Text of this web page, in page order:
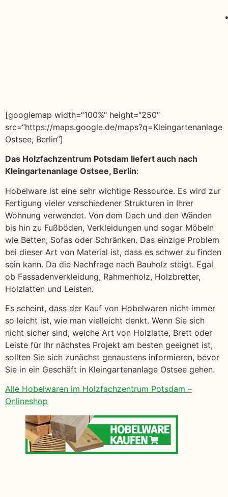
[googlemap width=“100%“ height=“250″
src=“https://maps.google.de/maps?q=Kleingartenanlage
Ostsee, Berlin“]
Das Holzfachzentrum Potsdam liefert auch nach
Kleingartenanlage Ostsee, Berlin:
Hobelware ist eine sehr wichtige Ressource. Es wird zur
Fertigung vieler verschiedener Strukturen in Ihrer
Wohnung verwendet. Von dem Dach und den Wänden
bis hin zu Fußböden, Verkleidungen und sogar Möbeln
wie Betten, Sofas oder Schränken. Das einzige Problem
bei dieser Art von Material ist, dass es schwer zu finden
sein kann. Da die Nachfrage nach Bauholz steigt. Egal
ob Fassadenverkleidung, Rahmenholz, Holzbretter,
Holzlatten und Leisten.
Es scheint, dass der Kauf von Hobelwaren nicht immer
so leicht ist, wie man vielleicht denkt. Wenn Sie sich
nicht sicher sind, welche Art von Holzlatte, Brett oder
Leiste für Ihr nächstes Projekt am besten geeignet ist,
sollten Sie sich zunächst genaustens informieren, bevor
Sie in ein Geschäft in Kleingartenanlage Ostsee gehen.
Alle Hobelwaren im Holzfachzentrum Potsdam –
Onlineshop